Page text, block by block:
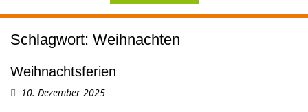
Schlagwort: Weihnachten
Weihnachtsferien
10. Dezember 2025